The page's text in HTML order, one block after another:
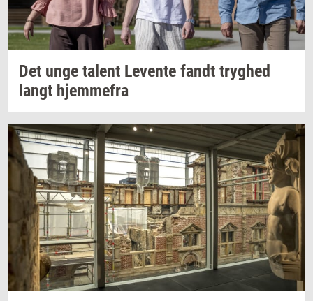
Det unge ta­lent Le­ven­te fandt tryg­hed
langt hjem­me­fra